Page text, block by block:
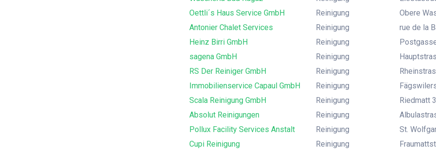
Oettli´s Haus Service GmbH
Reinigung
Obere
Antonier Chalet Services
Reinigung
rue de la
Heinz Birri GmbH
Reinigung
sagena GmbH
Reinigung
RS Der Reiniger GmbH
Reinigung
Immobilienservice Capaul GmbH
Reinigung
Scala Reinigung GmbH
Reinigung
Riedmatt
Absolut Reinigungen
Reinigung
Pollux Facility Services Anstalt
Reinigung
St.
Cupi Reinigung
Reinigung